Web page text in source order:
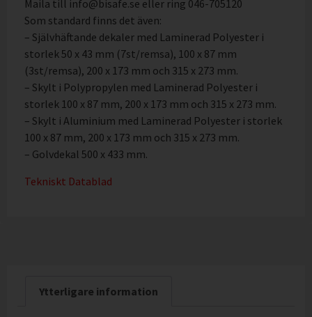
Maila till info@bisafe.se eller ring 046-705120
Som standard finns det även:
– Självhäftande dekaler med Laminerad Polyester i
storlek 50 x 43 mm (7st/remsa), 100 x 87 mm
(3st/remsa), 200 x 173 mm och 315 x 273 mm.
– Skylt i Polypropylen med Laminerad Polyester i
storlek 100 x 87 mm, 200 x 173 mm och 315 x 273 mm.
– Skylt i Aluminium med Laminerad Polyester i storlek
100 x 87 mm, 200 x 173 mm och 315 x 273 mm.
– Golvdekal 500 x 433 mm.
Tekniskt Datablad
Ytterligare information